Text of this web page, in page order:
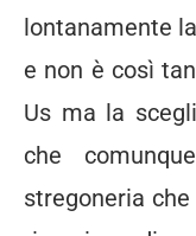
lontanamente
e non è così
Us ma la
che
stregoneria